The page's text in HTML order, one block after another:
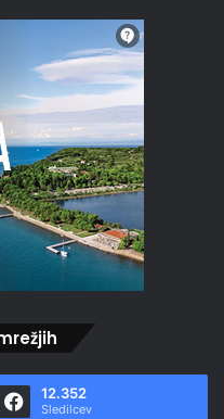
12.352
Sledilcev